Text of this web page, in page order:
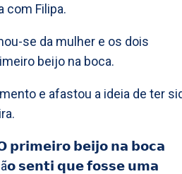
com Filipa.
se da mulher e os dois
beijo na boca.
e afastou a ideia de ter
𝗽𝗿𝗶𝗺𝗲𝗶𝗿𝗼 𝗯𝗲𝗶𝗷𝗼 𝗻𝗮 𝗯𝗼𝗰𝗮
𝘀𝗲𝗻𝘁𝗶 𝗾𝘂𝗲 𝗳𝗼𝘀𝘀𝗲 𝘂𝗺𝗮